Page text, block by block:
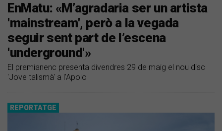
EnMatu: «M’agradaria ser un artista
'mainstream', però a la vegada
seguir sent part de l’escena
'underground'»
El premianenc presenta divendres 29 de maig el nou disc
'Jove talismà' a l'Apolo
REPORTATGE